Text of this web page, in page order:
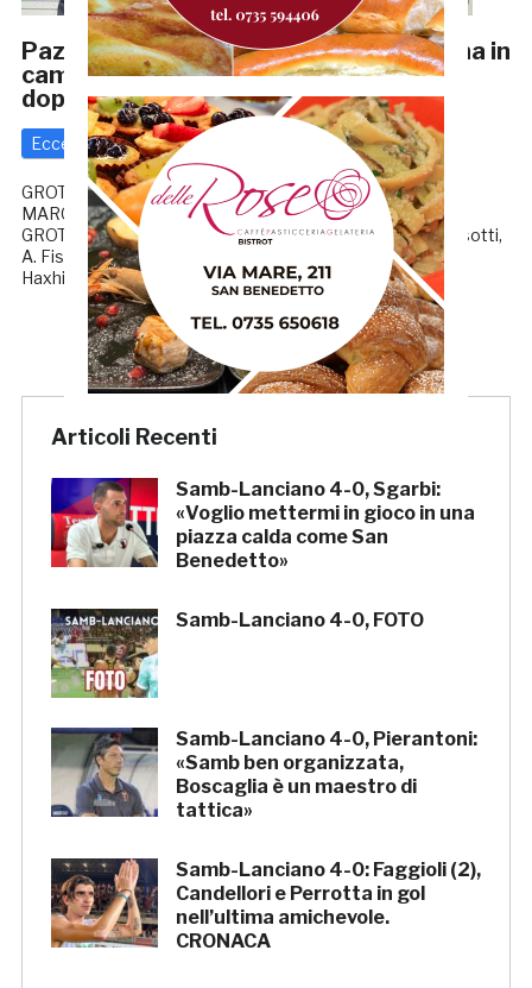
Pazzesco e infinito: Cristian Pazzi torna in
campo e festeggia i 40 anni con una
doppietta
Eccellenza 13 Ottobre 2021 Redazione GRB
GROTTAMMARE-SAN MARCO SERVIGLIANO 2-1
MARCATORI: 17’pt e 2’st Pazzi, 20’pt Crescenzi.
GROTTAMMARE: Palanca, Manni (5’st Sterpi), Orsini, Tassotti,
A. Fiscaletti (12’st Silvestri), S. Fiscaletti, Mascitti (12’st F.
Haxhiu), Alighieri (5’st Cisbani), Pazzi, L. Haxhiu, De […]
Articoli Recenti
Samb-Lanciano 4-0, Sgarbi:
«Voglio mettermi in gioco in una
piazza calda come San
Benedetto»
Samb-Lanciano 4-0, FOTO
Samb-Lanciano 4-0, Pierantoni:
«Samb ben organizzata,
Boscaglia è un maestro di
tattica»
Samb-Lanciano 4-0: Faggioli (2),
Candellori e Perrotta in gol
nell’ultima amichevole.
CRONACA